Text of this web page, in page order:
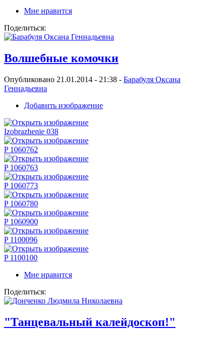
Мне нравится
Поделиться:
Волшебные комочки
Опубликовано 21.01.2014 - 21:38 - Барабуля Оксана
Геннадьевна
Добавить изображение
Izobrazhenie 038
P 1060762
P 1060763
P 1060773
P 1060780
P 1060900
P 1100096
P 1100100
Мне нравится
Поделиться:
"Танцевальный калейдоскоп!"